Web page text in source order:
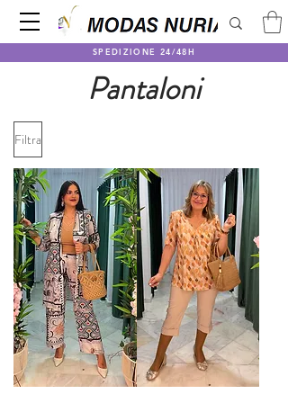
SPEDIZIONE 24/48H
Pantaloni
Filtra